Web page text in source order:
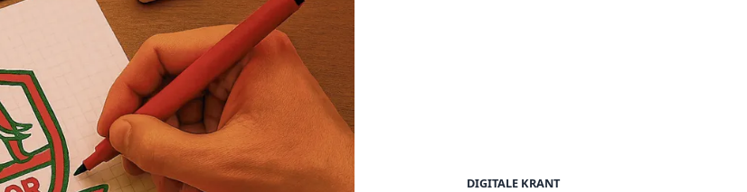
DIGITALE KRANT